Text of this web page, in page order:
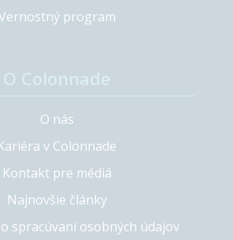
program
O nás
v Colonnade
Kontakt pre médiá
Najnovšie články
spracúvaní osobných údajov